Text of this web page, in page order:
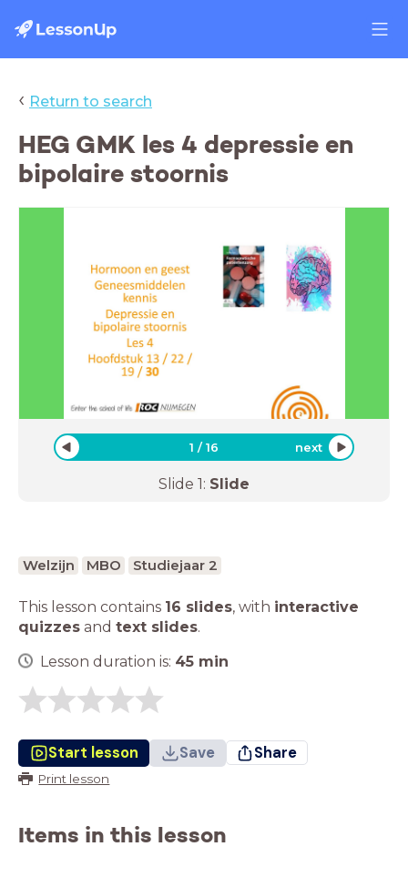
‹ Return to search
HEG GMK les 4 depressie en
bipolaire stoornis
1 /16 next
Slide 1: Slide
Welzijn MBO Studiejaar 2
This lesson contains 16 slides, with interactive
quizzes and text slides.
Lesson duration is: 45 min
Start lesson Save Share
Print lesson
Items in this lesson